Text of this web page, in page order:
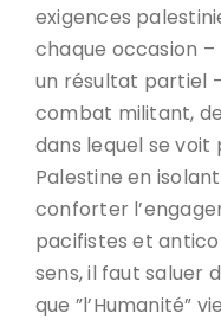
exigences
chaque occasion –
un résultat partiel
combat militant,
dans lequel se voit
Palestine en
conforter
pacifistes et
sens, il faut saluer
que ”l’Humanité”